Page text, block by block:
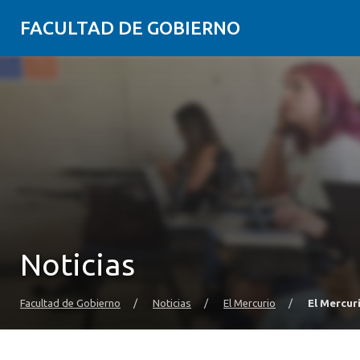
FACULTAD DE GOBIERNO
Noticias
Facultad de Gobierno / Noticias / El Mercurio / El